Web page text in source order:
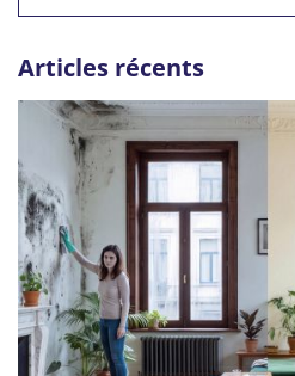
Articles récents